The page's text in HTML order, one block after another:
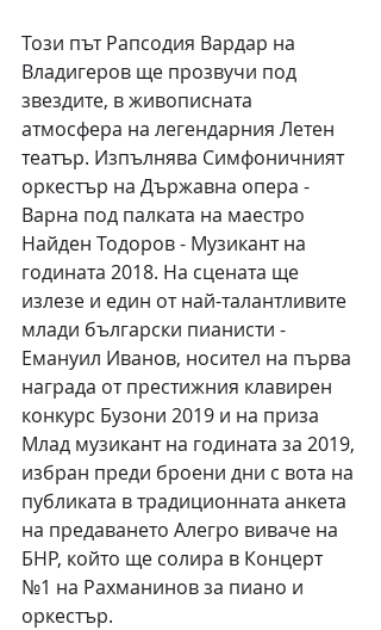
Този път Рапсодия Вардар на
Владигеров ще прозвучи под
звездите, в живописната
атмосфера на легендарния Летен
театър. Изпълнява Симфоничният
оркестър на Държавна опера -
Варна под палката на маестро
Найден Тодоров - Музикант на
годината 2018. На сцената ще
излезе и един от най-талантливите
млади български пианисти -
Емануил Иванов, носител на първа
награда от престижния клавирен
конкурс Бузони 2019 и на приза
Млад музикант на годината за 2019,
избран преди броени дни с вота на
публиката в традиционната анкета
на предаването Алегро виваче на
БНР, който ще солира в Концерт
№1 на Рахманинов за пиано и
оркестър.